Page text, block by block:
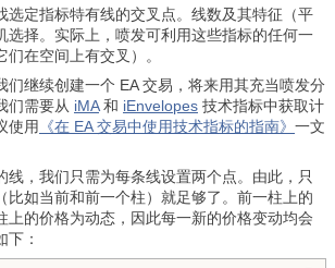
选定指标特有线的交叉点。线数及其特征（平
选择。实际上，喷发可利用这些指标的任何一
在空间上有交叉）。
们继续创建一个 EA 交易，将来用其充当喷发分
们需要从 iMA和 iEnvelopes 技术指标中获取计
使用
《在 EA 交易中使用技术指标的指南》 一文
线，我们只需为每条线设置两个点。由此，只
比如当前和前一个柱）就足够了。前一柱上的
上的价格为动态，因此每一新的价格变动均会
下：